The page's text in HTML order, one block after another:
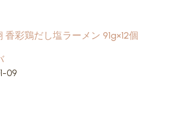
彩鶏だし塩ラーメン 91g×12個
09